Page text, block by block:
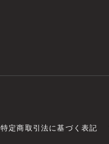
特定商取引法に基づく表記